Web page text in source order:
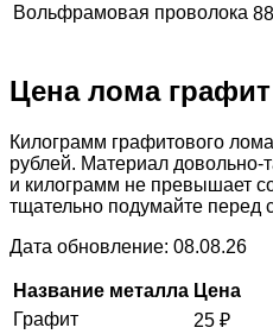
Вольфрамовая проволока
Цена лома
Килограмм графитового
рублей. Материал довольно-
и килограмм не превышает
тщательно подумайте перед
Дата обновление: 08.08.26
Название металла Цена
Графит
25 ₽